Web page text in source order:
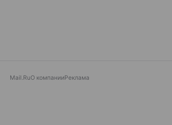
Mail.RuО компанииРеклама